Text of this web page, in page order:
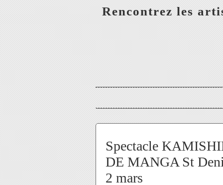
Rencontrez les
Spectacle
DE MANGA St
2 mars